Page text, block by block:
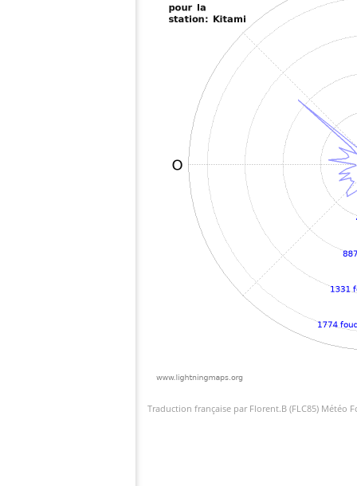
Traduction française par Florent.B (FLC85) Météo